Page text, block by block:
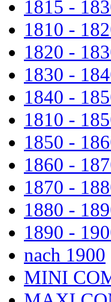
1815 -
1810 -
1820 -
1830 -
1840 -
1810 -
1850 -
1860 -
1870 -
1880 -
1890 -
nach 1900
MINI